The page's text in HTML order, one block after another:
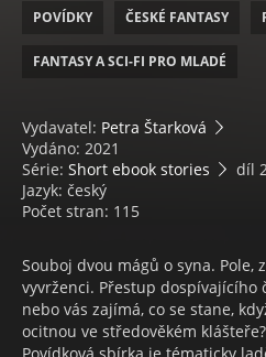
POVÍDKY ČESKÉ FANTASY
FANTASY A SCI-FI PRO MLADÉ
Vydavatel: Petra Štarková
Vydáno: 2021
Série: Short ebook stories
díl
Jazyk: český
Počet stran: 115
Souboj dvou mágů o syna. Pole,
vyvrženci. Přestup dospívajícího
nebo vás zajímá, co se stane,
ocitnou ve středověkém klášteře?